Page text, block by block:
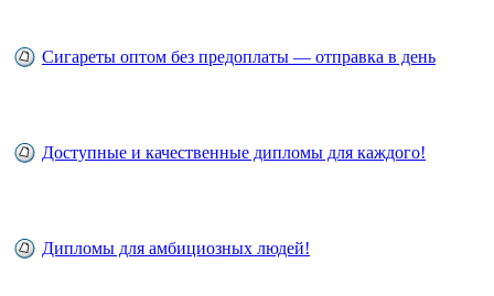
Сигареты оптом без предоплаты — отправка в день
Доступные и качественные дипломы для каждого!
Дипломы для амбициозных людей!